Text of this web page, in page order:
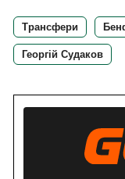
Трансфери
Георгій Судаков